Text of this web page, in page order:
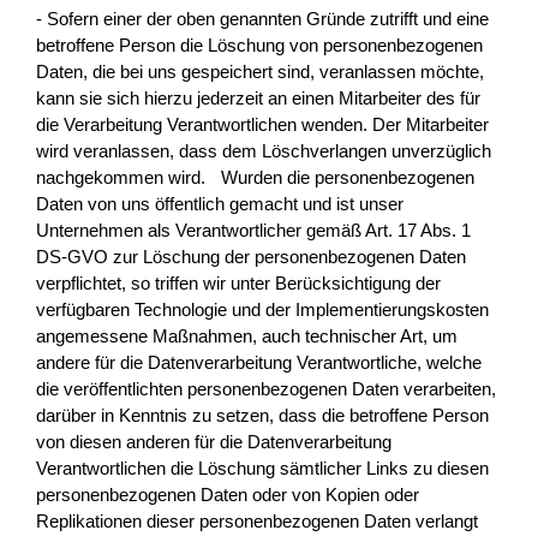
- Sofern einer der oben genannten Gründe zutrifft und eine
betroffene Person die Löschung von personenbezogenen
Daten, die bei uns gespeichert sind, veranlassen möchte,
kann sie sich hierzu jederzeit an einen Mitarbeiter des für
die Verarbeitung Verantwortlichen wenden. Der Mitarbeiter
wird veranlassen, dass dem Löschverlangen unverzüglich
nachgekommen wird. Wurden die personenbezogenen
Daten von uns öffentlich gemacht und ist unser
Unternehmen als Verantwortlicher gemäß Art. 17 Abs. 1
DS-GVO zur Löschung der personenbezogenen Daten
verpflichtet, so triffen wir unter Berücksichtigung der
verfügbaren Technologie und der Implementierungskosten
angemessene Maßnahmen, auch technischer Art, um
andere für die Datenverarbeitung Verantwortliche, welche
die veröffentlichten personenbezogenen Daten verarbeiten,
darüber in Kenntnis zu setzen, dass die betroffene Person
von diesen anderen für die Datenverarbeitung
Verantwortlichen die Löschung sämtlicher Links zu diesen
personenbezogenen Daten oder von Kopien oder
Replikationen dieser personenbezogenen Daten verlangt